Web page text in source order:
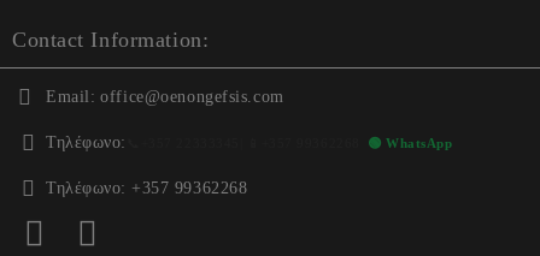
Contact Information:
Email: office@oenongefsis.com
Τηλέφωνο: 🟢 WhatsApp
Τηλέφωνο: +357 99362268